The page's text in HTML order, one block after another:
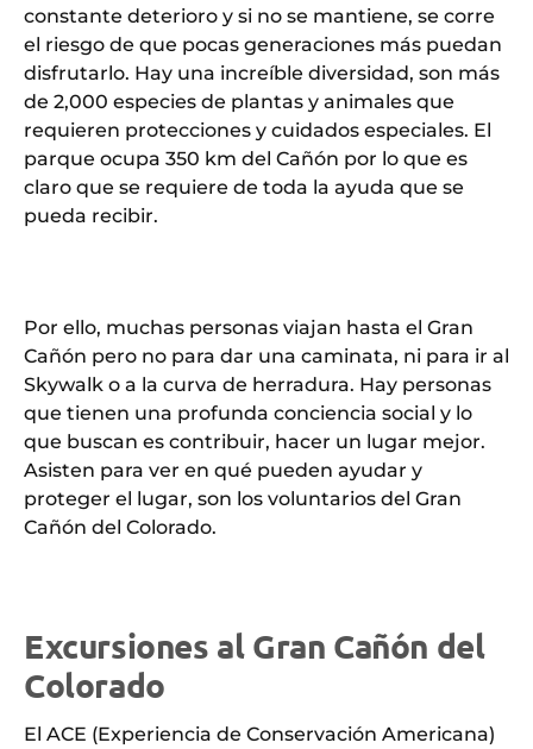
constante deterioro y si no se mantiene, se corre
el riesgo de que pocas generaciones más puedan
disfrutarlo. Hay una increíble diversidad, son más
de 2,000 especies de plantas y animales que
requieren protecciones y cuidados especiales. El
parque ocupa 350 km del Cañón por lo que es
claro que se requiere de toda la ayuda que se
pueda recibir.
Por ello, muchas personas viajan hasta el Gran
Cañón pero no para dar una caminata, ni para ir al
Skywalk o a la curva de herradura. Hay personas
que tienen una profunda conciencia social y lo
que buscan es contribuir, hacer un lugar mejor.
Asisten para ver en qué pueden ayudar y
proteger el lugar, son los voluntarios del Gran
Cañón del Colorado.
Excursiones al Gran Cañón del
Colorado
El ACE (Experiencia de Conservación Americana)